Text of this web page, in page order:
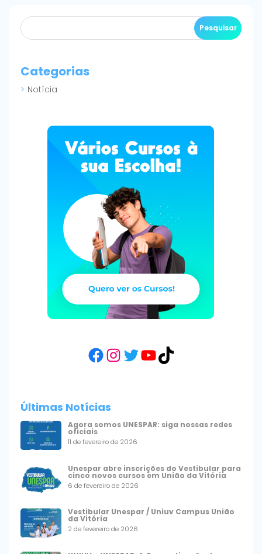
Categorias
Notícia
Facebook
Instagram
Twitter
YouTube
TikTok
Últimas Notícias
Agora somos UNESPAR: siga nossas redes
oficiais
11 de fevereiro de 2026
Unespar abre inscrições do Vestibular para
cinco novos cursos em União da Vitória
6 de fevereiro de 2026
Vestibular Unespar / Uniuv Campus União
da Vitória
2 de fevereiro de 2026